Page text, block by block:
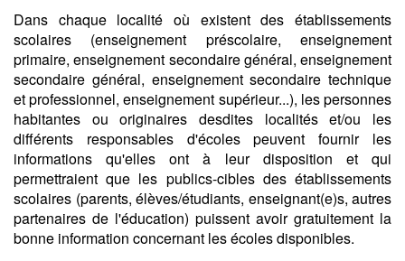
Dans chaque localité où existent des établissements
scolaires (enseignement préscolaire, enseignement
primaire, enseignement secondaire général, enseignement
secondaire général, enseignement secondaire technique
et professionnel, enseignement supérieur...), les personnes
habitantes ou originaires desdites localités et/ou les
différents responsables d'écoles peuvent fournir les
informations qu'elles ont à leur disposition et qui
permettraient que les publics-cibles des établissements
scolaires (parents, élèves/étudiants, enseignant(e)s, autres
partenaires de l'éducation) puissent avoir gratuitement la
bonne information concernant les écoles disponibles.